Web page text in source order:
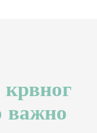
важно